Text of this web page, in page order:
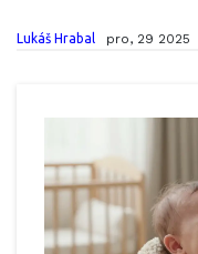
Lukáš Hrabal pro, 29 2025